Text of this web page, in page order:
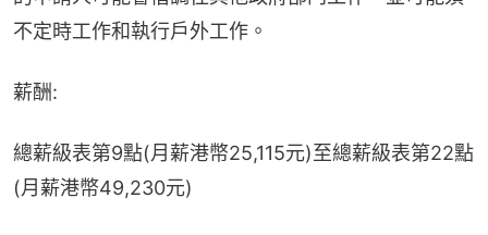
不定時工作和執行戶外工作。
薪酬:
總薪級表第9點(月薪港幣25,115元)至總薪級表第22點
(月薪港幣49,230元)